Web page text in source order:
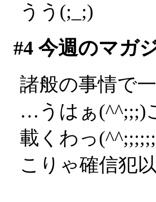
うう(;_;)
#4今週のマガ
諸般の事情で
…うはぁ(^^;;;)
載くわっ
こりゃ確信犯